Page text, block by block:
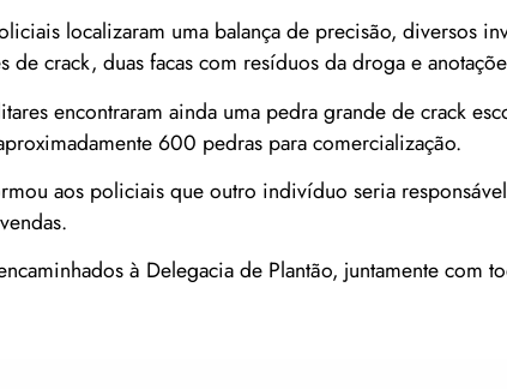
localizaram uma balança de precisão, diversos
de crack, duas facas com resíduos da droga e
encontraram ainda uma pedra grande de crack
600 pedras para comercialização.
aos policiais que outro indivíduo seria
à Delegacia de Plantão, juntamente com